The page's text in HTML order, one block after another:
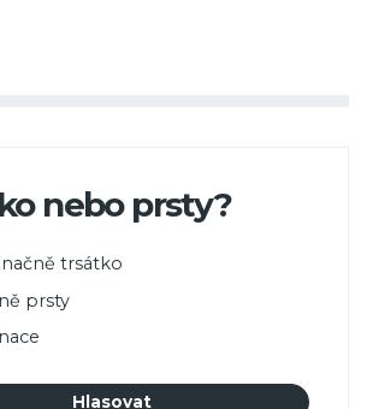
nebo prsty?
trsátko
prsty